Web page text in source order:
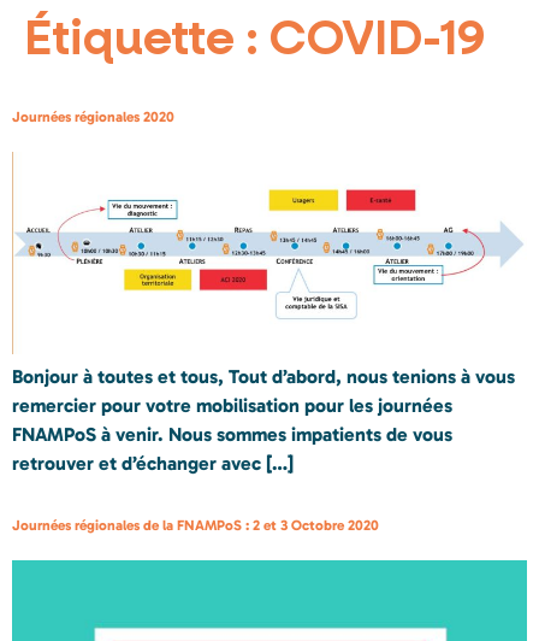
Étiquette : COVID-19
Journées régionales 2020
Bonjour à toutes et tous, Tout d’abord, nous tenions à vous
remercier pour votre mobilisation pour les journées
FNAMPoS à venir. Nous sommes impatients de vous
retrouver et d’échanger avec […]
Journées régionales de la FNAMPoS : 2 et 3 Octobre 2020